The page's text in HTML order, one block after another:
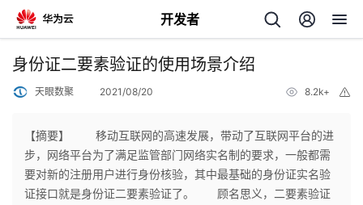
开发者
返
个
身份证二要素验证的使用场景介绍
天眼数聚 2021/08/20 8.2k+
【摘要】 移动互联网的高速发展，带动了互联网平台的进
步，网络平台为了满足监管部门网络实名制的要求，一般都需
要对新的注册用户进行身份核验，其中最基础的身份证实名验
证接口就是身份证二要素验证了。 顾名思义，二要素验证